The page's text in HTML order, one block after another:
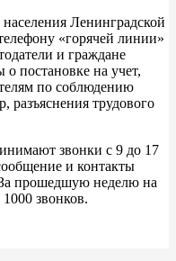
Ленинградской
«горячей линии»
и граждане
постановке на учет,
по соблюдению
разъяснения трудового
звонки с 9 до 17
и контакты
прошедшую неделю на
звонков.